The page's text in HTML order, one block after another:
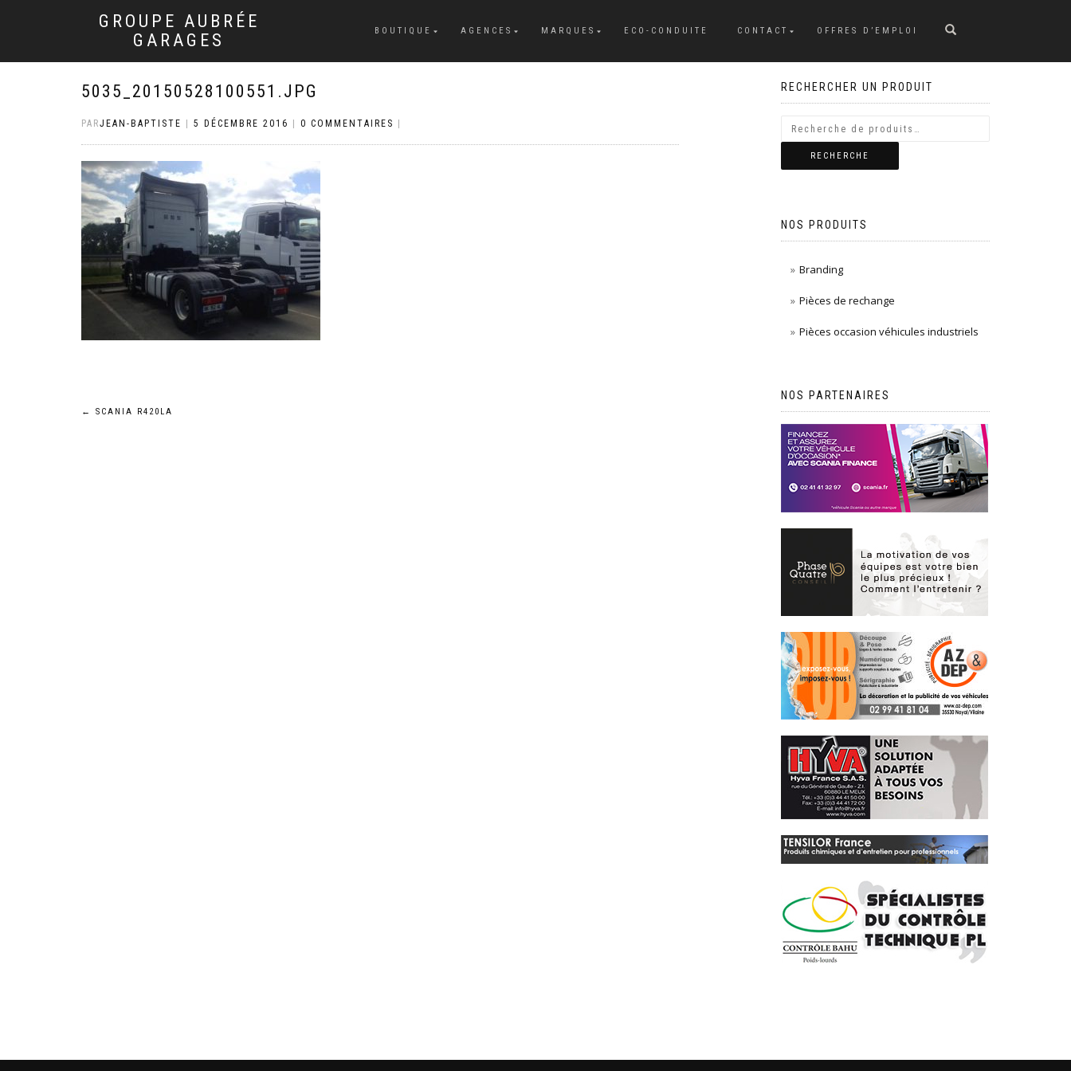
GROUPE AUBRÉE
GARAGES
BOUTIQUE AGENCES MARQUES ECO-CONDUITE CONTACT OFFRES D’EMPLOI
5035_20150528100551.JPG
PARJEAN-BAPTISTE 5 DÉCEMBRE 2016 0 COMMENTAIRES
Navigation
← SCANIA R420LA
RECHERCHER UN PRODUIT
RECHERCHE
NOS PRODUITS
Branding
Pièces de rechange
Pièces occasion véhicules industriels
NOS PARTENAIRES